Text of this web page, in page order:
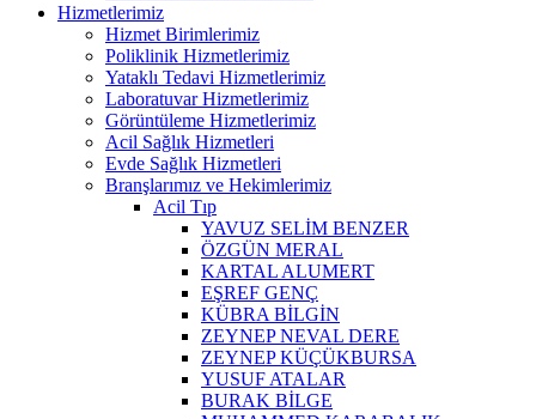
Hizmetlerimiz
Hizmet Birimlerimiz
Poliklinik Hizmetlerimiz
Yataklı Tedavi Hizmetlerimiz
Laboratuvar Hizmetlerimiz
Görüntüleme Hizmetlerimiz
Acil Sağlık Hizmetleri
Evde Sağlık Hizmetleri
Branşlarımız ve Hekimlerimiz
Acil Tıp
YAVUZ SELİM BENZER
ÖZGÜN MERAL
KARTAL ALUMERT
EŞREF GENÇ
KÜBRA BİLGİN
ZEYNEP NEVAL DERE
ZEYNEP KÜÇÜKBURSA
YUSUF ATALAR
BURAK BİLGE